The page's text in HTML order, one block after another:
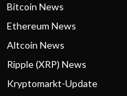
Bitcoin News
Ethereum News
Altcoin News
Ripple (XRP) News
Kryptomarkt-Update